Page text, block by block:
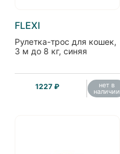
FLEXI
Рулетка-трос для кошек,
3 м до 8 кг, синяя
1227 ₽ нет в
наличии